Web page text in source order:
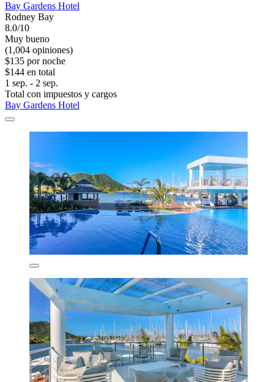
Bay Gardens Hotel
Rodney Bay
8.0/10
Muy bueno
(1,004 opiniones)
$135 por noche
$144 en total
1 sep. - 2 sep.
Total con impuestos y cargos
Bay Gardens Hotel